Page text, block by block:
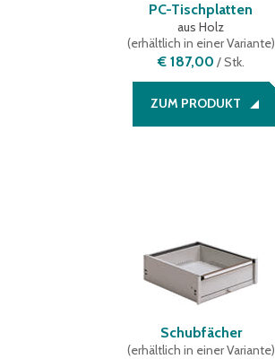
PC-Tischplatten
aus Holz
(erhältlich in einer Variante)
€ 187,00 /Stk.
ZUM PRODUKT
Schubfächer
(erhältlich in einer Variante)